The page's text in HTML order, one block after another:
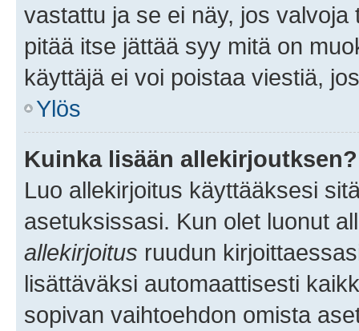
vastattu ja se ei näy, jos
pitää itse jättää syy mitä on
käyttäjä ei voi poistaa viestiä,
Ylös
Kuinka lisään allekirjoutksen?
Luo allekirjoitus käyttääksesi
asetuksissasi. Kun olet luonut
allekirjoitus ruudun
lisättäväksi automaattisesti
sopivan vaihtoehdon omista